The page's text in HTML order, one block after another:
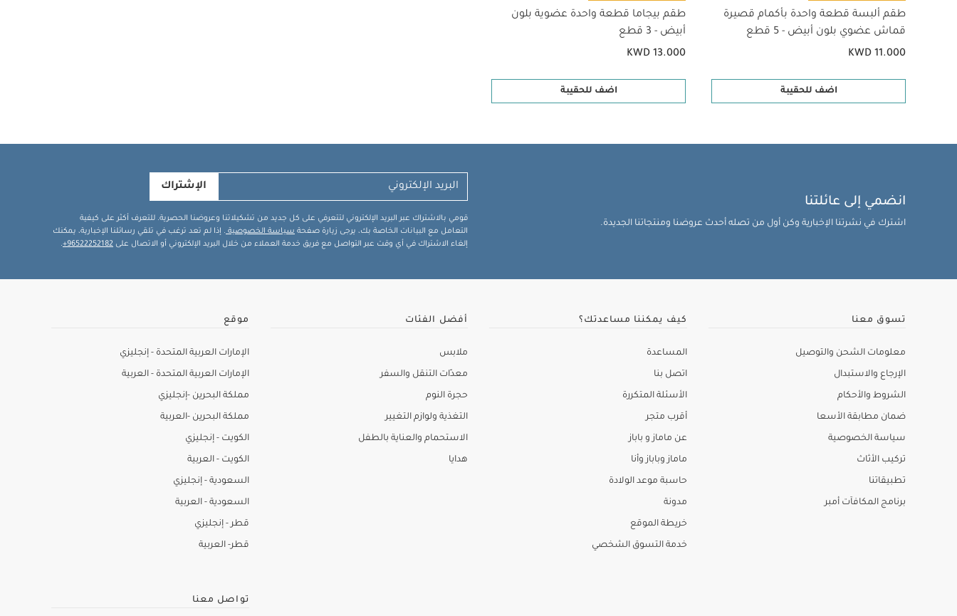
طقم ألبسة قطعة واحدة بأكمام قصيرة
قماش عضوي بلون أبيض - 5 قطع
KWD 11.000
اضف للحقيبة
طقم بيجاما قطعة واحدة عضوية بلون
أبيض - 3 قطع
KWD 13.000
اضف للحقيبة
انضمي إلى عائلتنا
اشترك في نشرتنا الإخبارية وكن أول من تصله أحدث عروضنا ومنتجاتنا الجديدة.
الإشتراك
قومي بالاشتراك عبر البريد الإلكتروني لتتعرفي على كل جديد من تشكيلاتنا وعروضنا الحصرية. للتعرف أكثر على كيفية
التعامل مع البيانات الخاصة بك، يرجى زيارة صفحة سياسة الخصوصية . إذا لم تعد ترغب في تلقي رسائلنا الإخبارية، يمكنك
إلغاء الاشتراك في أي وقت عبر التواصل مع فريق خدمة العملاء من خلال البريد الإلكتروني أو الاتصال على 96522252182+
.
تسوق معنا
معلومات الشحن والتوصيل
الإرجاع والاستبدال
الشروط والأحكام
ضمان مطابقة الأسعا
سياسة الخصوصية
تركيب الأثاث
تطبيقاتنا
برنامج المكافآت أمبر
كيف يمكننا مساعدتك؟
المساعدة
اتصل بنا
الأسئلة المتكررة
أقرب متجر
عن ماماز و باباز
ماماز وباباز وأنا
حاسبة موعد الولادة
مدونة
خريطة الموقع
خدمة التسوق الشخصي
أفضل الفئات
ملابس
معدّات التنقل والسفر
حجرة النوم
التغذية ولوازم التغيير
الاستحمام والعناية بالطفل
هدايا
موقع
الإمارات العربية المتحدة - إنجليزي
الإمارات العربية المتحدة - العربية
مملكة البحرين -إنجليزي
مملكة البحرين -العربية
الكويت - إنجليزي
الكويت - العربية
السعودية - إنجليزي
السعودية - العربية
قطر - إنجليزي
قطر- العربية
تواصل معنا